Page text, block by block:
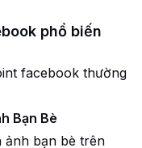
phổ biến
facebook thường
Bạn Bè
ảnh bạn bè trên